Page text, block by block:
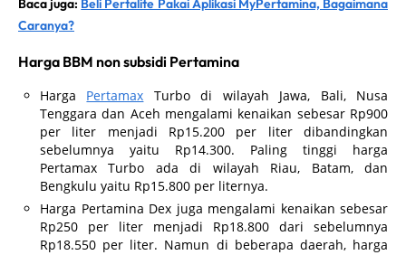
Baca juga: Beli Pertalite Pakai Aplikasi MyPertamina, Bagaimana
Caranya?
Harga BBM non subsidi Pertamina
Harga Pertamax Turbo di wilayah Jawa, Bali, Nusa
Tenggara dan Aceh mengalami kenaikan sebesar Rp900
per liter menjadi Rp15.200 per liter dibandingkan
sebelumnya yaitu Rp14.300. Paling tinggi harga
Pertamax Turbo ada di wilayah Riau, Batam, dan
Bengkulu yaitu Rp15.800 per liternya.
Harga Pertamina Dex juga mengalami kenaikan sebesar
Rp250 per liter menjadi Rp18.800 dari sebelumnya
Rp18.550 per liter. Namun di beberapa daerah, harga